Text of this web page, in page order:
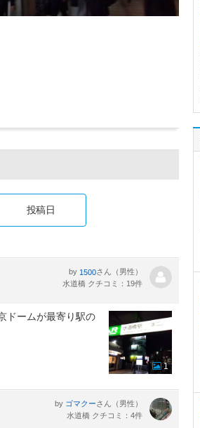
投稿日
by 1500さん（男性）
水道橋 クチコミ：19件
ドームが最寄り駅の
1
by ゴマクーさん（男性）
水道橋 クチコミ：4件